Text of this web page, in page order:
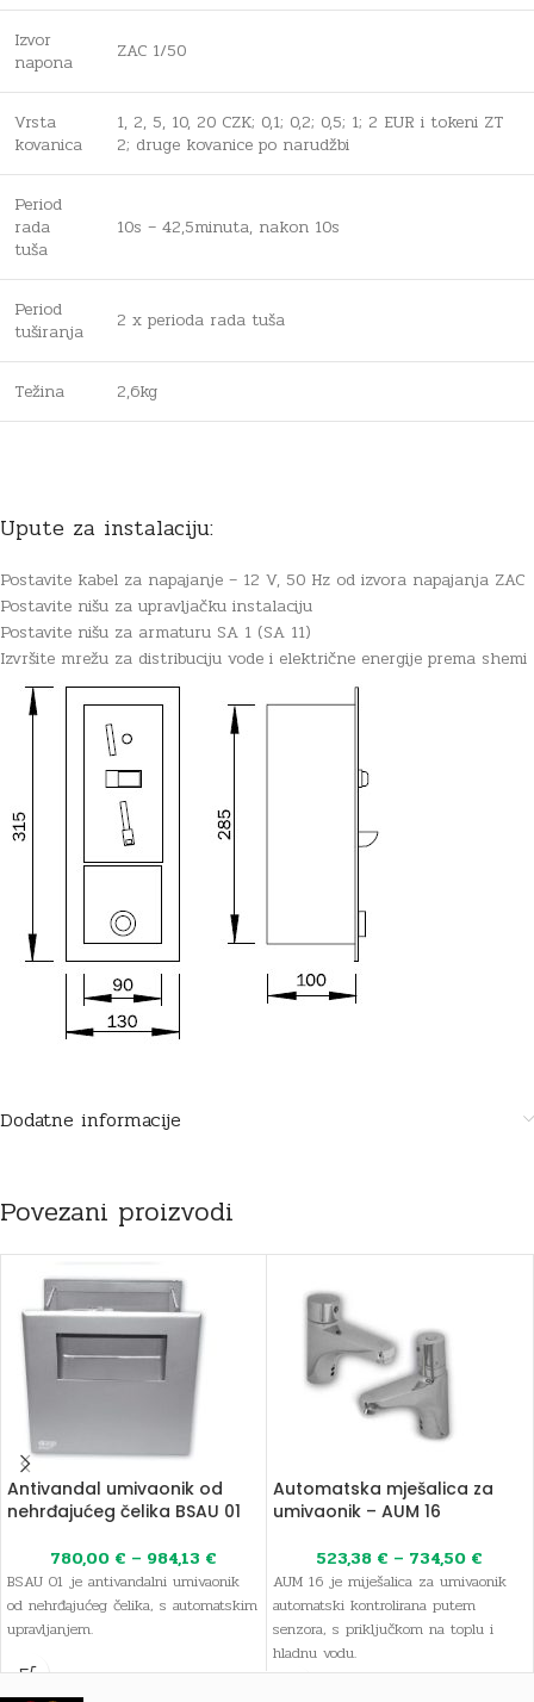
Izvor
napona
ZAC 1/50
Vrsta
kovanica
1, 2, 5, 10, 20 CZK; 0,1; 0,2; 0,5; 1; 2 EUR i tokeni ZT
2; druge kovanice po narudžbi
Period
rada
tuša
10s – 42,5minuta, nakon 10s
Period
tuširanja
2 x perioda rada tuša
Težina 2,6kg
Upute za instalaciju:
Postavite kabel za napajanje – 12 V, 50 Hz od izvora napajanja ZAC
Postavite nišu za upravljačku instalaciju
Postavite nišu za armaturu SA 1 (SA 11)
Izvršite mrežu za distribuciju vode i električne energije prema shemi
Dodatne informacije
Povezani proizvodi
Antivandal umivaonik od
nehrđajućeg čelika BSAU 01
780,00 € – 984,13 €
BSAU 01 je antivandalni umivaonik
od nehrđajućeg čelika, s automatskim
upravljanjem.
Automatska mješalica za
umivaonik – AUM 16
523,38 € – 734,50 €
AUM 16 je miješalica za umivaonik
automatski kontrolirana putem
senzora, s priključkom na toplu i
hladnu vodu.